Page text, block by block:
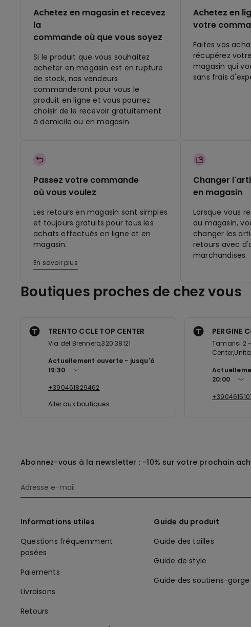
Achetez en magasin et recevez
la
commande où que vous soyez
Si le produit que vous souhaitez
acheter en magasin est en rupture
de stock, nos vendeurs
commanderont pour vous le
produit en ligne et vous pourrez
choisir de le recevoir gratuitement
à domicile ou en magasin.
Achetez en
votre
Faites vos
récupérez
magasin qui
sans frais
Passez votre commande
où vous voulez
Les retours en magasin sont simples
et toujours gratuits pour tous les
achats effectués en ligne et en
magasin.
En savoir plus
Changer
en magasin
Lorsque vous
au magasin,
changer les
retours avec
marchandises.
Boutiques proches de chez vous
TRENTO CCLE TOP CENTER
Via del Brennero,320 38121
Actuellement ouverte
jusqu'à
19:30
+390461829462
Aller aux boutiques
PERGINE
Tamarisi 2
20:00
Abonnez-vous à la newsletter : -10% sur votre prochain
Informations utiles
Questions fréquemment
posées
Paiements
Livraisons
Retours
Guide du produit
Guide des tailles
Guide de style
Guide des soutiens-gorge